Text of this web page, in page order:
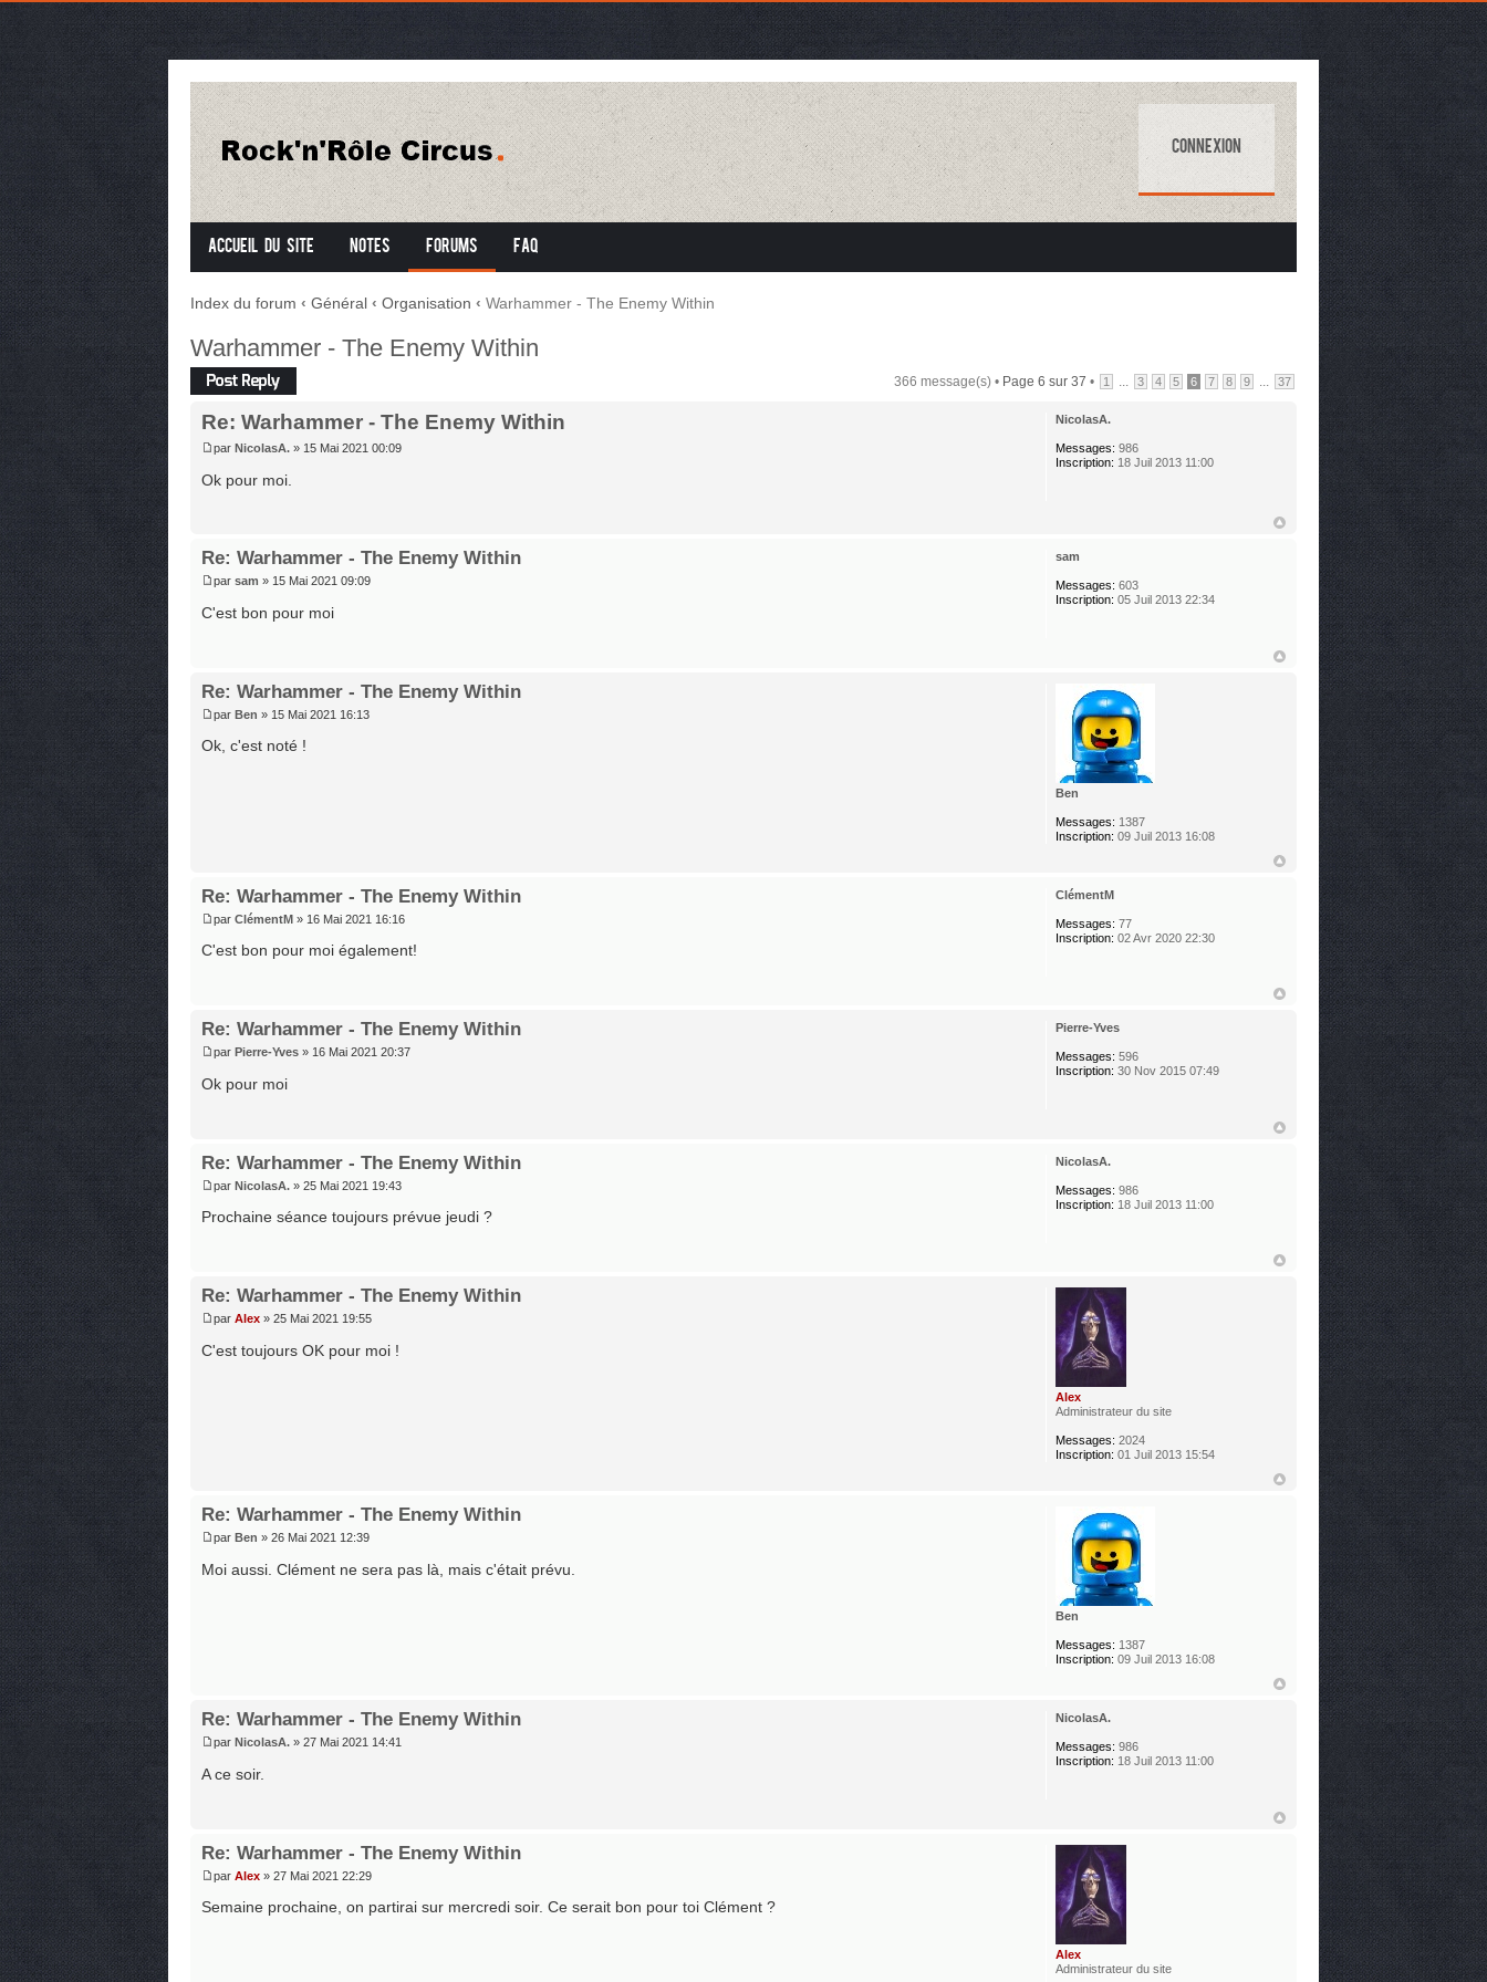
Connexion
Accueil du site Notes Forums FAQ
Index du forum ‹ Général ‹ Organisation ‹ Warhammer - The Enemy Within
Warhammer - The Enemy Within
Répondre 366 message(s) • Page 6 sur 37 • 1 ... 3 4 5 6 7 8 9 ... 37
Re: Warhammer - The Enemy Within
par NicolasA. » 15 Mai 2021 00:09
Ok pour moi.
NicolasA.
Messages: 986
Inscription: 18 Juil 2013 11:00
Re: Warhammer - The Enemy Within
par sam » 15 Mai 2021 09:09
C'est bon pour moi
sam
Messages: 603
Inscription: 05 Juil 2013 22:34
Re: Warhammer - The Enemy Within
par Ben » 15 Mai 2021 16:13
Ok, c'est noté !
Ben
Messages: 1387
Inscription: 09 Juil 2013 16:08
Re: Warhammer - The Enemy Within
par ClémentM » 16 Mai 2021 16:16
C'est bon pour moi également!
ClémentM
Messages: 77
Inscription: 02 Avr 2020 22:30
Re: Warhammer - The Enemy Within
par Pierre-Yves » 16 Mai 2021 20:37
Ok pour moi
Pierre-Yves
Messages: 596
Inscription: 30 Nov 2015 07:49
Re: Warhammer - The Enemy Within
par NicolasA. » 25 Mai 2021 19:43
Prochaine séance toujours prévue jeudi ?
NicolasA.
Messages: 986
Inscription: 18 Juil 2013 11:00
Re: Warhammer - The Enemy Within
par Alex » 25 Mai 2021 19:55
C'est toujours OK pour moi !
Alex
Administrateur du site
Messages: 2024
Inscription: 01 Juil 2013 15:54
Re: Warhammer - The Enemy Within
par Ben » 26 Mai 2021 12:39
Moi aussi. Clément ne sera pas là, mais c'était prévu.
Ben
Messages: 1387
Inscription: 09 Juil 2013 16:08
Re: Warhammer - The Enemy Within
par NicolasA. » 27 Mai 2021 14:41
A ce soir.
NicolasA.
Messages: 986
Inscription: 18 Juil 2013 11:00
Re: Warhammer - The Enemy Within
par Alex » 27 Mai 2021 22:29
Semaine prochaine, on partirai sur mercredi soir. Ce serait bon pour toi Clément ?
Alex
Administrateur du site